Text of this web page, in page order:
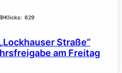
Klicks: 629
Straße“
am Freitag